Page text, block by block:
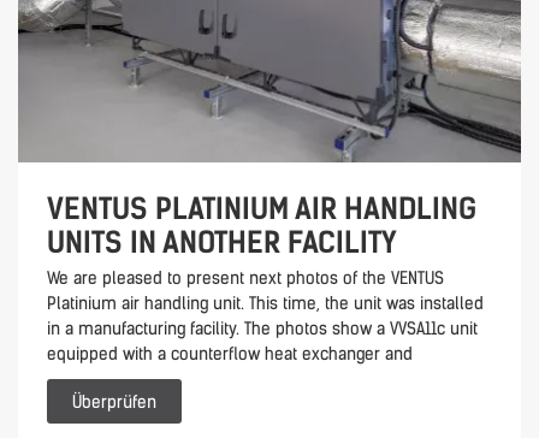
VENTUS PLATINIUM AIR HANDLING
UNITS IN ANOTHER FACILITY
We are pleased to present next photos of the VENTUS
Platinium air handling unit. This time, the unit was installed
in a manufacturing facility. The photos show a VVSA11c unit
equipped with a counterflow heat exchanger and
Überprüfen